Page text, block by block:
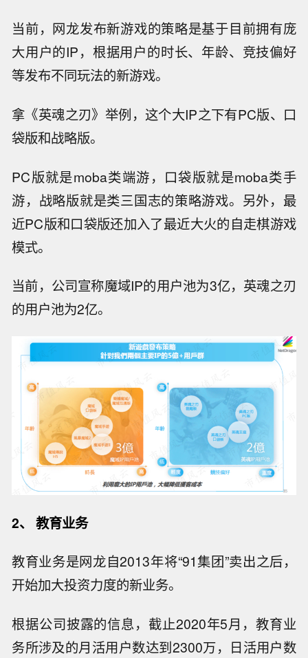
当前，网龙发布新游戏的策略是基于目前拥有庞
大用户的IP，根据用户的时长、年龄、竞技偏好
等发布不同玩法的新游戏。
拿《英魂之刃》举例，这个大IP之下有PC版、口
袋版和战略版。
PC版就是moba类端游，口袋版就是moba类手
游，战略版就是类三国志的策略游戏。另外，最
近PC版和口袋版还加入了最近大火的自走棋游戏
模式。
当前，公司宣称魔域IP的用户池为3亿，英魂之刃
的用户池为2亿。
2、 教育业务
教育业务是网龙自2013年将“91集团”卖出之后，
开始加大投资力度的新业务。
根据公司披露的信息，截止2020年5月，教育业
务所涉及的月活用户数达到2300万，日活用户数